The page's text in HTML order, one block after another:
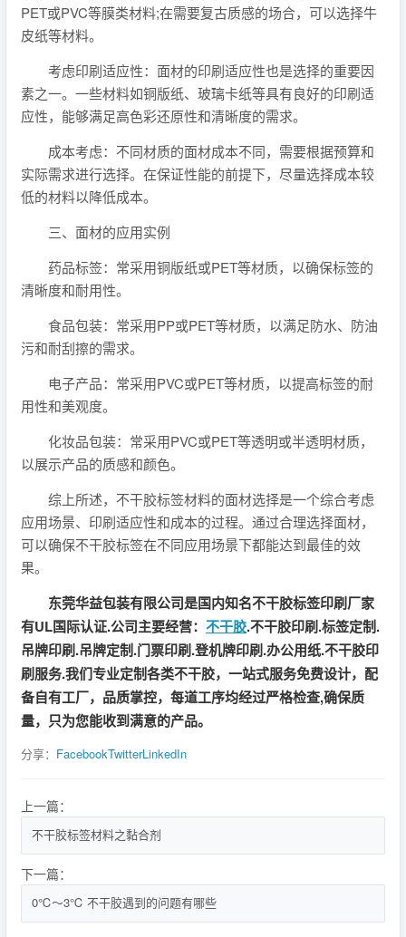
PET或PVC等膜类材料;在需要复古质感的场合，可以选择牛
皮纸等材料。
考虑印刷适应性：面材的印刷适应性也是选择的重要因
素之一。一些材料如铜版纸、玻璃卡纸等具有良好的印刷适
应性，能够满足高色彩还原性和清晰度的需求。
成本考虑：不同材质的面材成本不同，需要根据预算和
实际需求进行选择。在保证性能的前提下，尽量选择成本较
低的材料以降低成本。
三、面材的应用实例
药品标签：常采用铜版纸或PET等材质，以确保标签的
清晰度和耐用性。
食品包装：常采用PP或PET等材质，以满足防水、防油
污和耐刮擦的需求。
电子产品：常采用PVC或PET等材质，以提高标签的耐
用性和美观度。
化妆品包装：常采用PVC或PET等透明或半透明材质，
以展示产品的质感和颜色。
综上所述，不干胶标签材料的面材选择是一个综合考虑
应用场景、印刷适应性和成本的过程。通过合理选择面材，
可以确保不干胶标签在不同应用场景下都能达到最佳的效
果。
东莞华益包装有限公司是国内知名不干胶标签印刷厂家
有UL国际认证.公司主要经营： 不干胶.不干胶印刷.标签定制.
吊牌印刷.吊牌定制.门票印刷.登机牌印刷.办公用纸.不干胶印
刷服务.我们专业定制各类不干胶，一站式服务免费设计，配
备自有工厂，品质掌控，每道工序均经过严格检查,确保质
量，只为您能收到满意的产品。
分享： FacebookTwitterLinkedIn
上一篇：
不干胶标签材料之黏合剂
下一篇：
0℃～3℃ 不干胶遇到的问题有哪些